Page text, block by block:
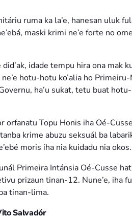
ruma ka la’e, hanesan uluk
maski krimi ne’e forte no
idade tempu hira ona mak
hotu-hotu ko’alia ho Primeiru-
ha’u sukat, tetu buat
orfanatu Topu Honis iha Oé-
krime abuzu seksuál ba
moris iha nia kuidadu nia okos.
Primeira Intánsia Oé-Cusse
prizaun tinan-12. Nune’e, iha
tinan-lima.
Salvadór